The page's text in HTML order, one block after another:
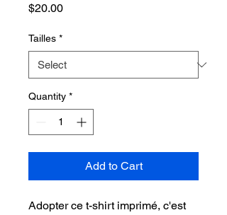
$20.00Price
Tailles *
Quantity *
Add to Cart
Adopter ce t-shirt imprimé, c'est